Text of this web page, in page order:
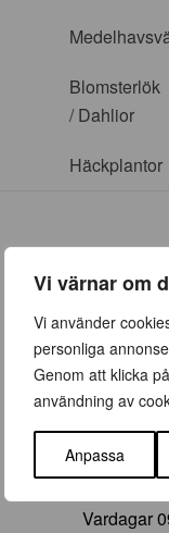
Vi värnar om
Vi använder
personliga
Genom att klicka
användning av
Anpassa
Blomsterlök
/ Dahlior
Häckplantor
Vår (23
Vardagar
Lördag
Söndag/
Vardagar